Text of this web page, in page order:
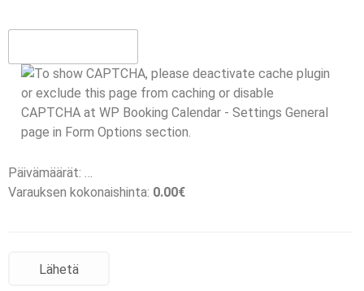
Päivämäärät: …
Varauksen kokonaishinta: 0.00€